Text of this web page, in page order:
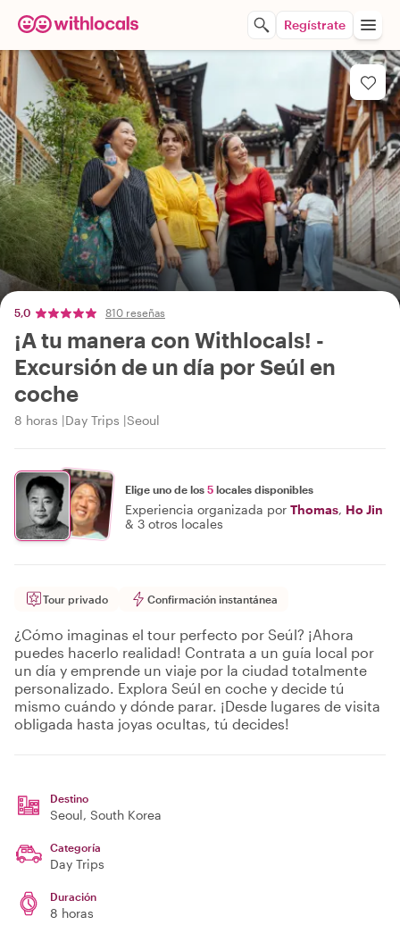
Regístrate
5,0 810 reseñas
¡A tu manera con Withlocals! -
Excursión de un día por Seúl en
coche
8 horas Day Trips Seoul
Elige uno de los 5 locales disponibles
Experiencia organizada por Thomas, Ho Jin
& 3 otros locales
Tour privado Confirmación instantánea
¿Cómo imaginas el tour perfecto por Seúl? ¡Ahora
puedes hacerlo realidad! Contrata a un guía local por
un día y emprende un viaje por la ciudad totalmente
personalizado. Explora Seúl en coche y decide tú
mismo cuándo y dónde parar. ¡Desde lugares de visita
obligada hasta joyas ocultas, tú decides!
Destino
Seoul, South Korea
Categoría
Day Trips
Duración
8 horas